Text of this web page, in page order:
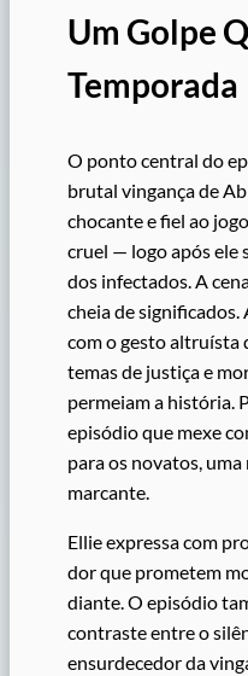
Um Golpe
Temporada
O ponto central do
brutal vingança de
chocante e fiel ao
cruel — logo após ele
dos infectados. A
cheia de
com o gesto altruísta
temas de justiça e
permeiam a história.
episódio que mexe
para os novatos,
marcante.
Ellie expressa com
dor que prometem
diante. O episódio
contraste entre o
ensurdecedor da